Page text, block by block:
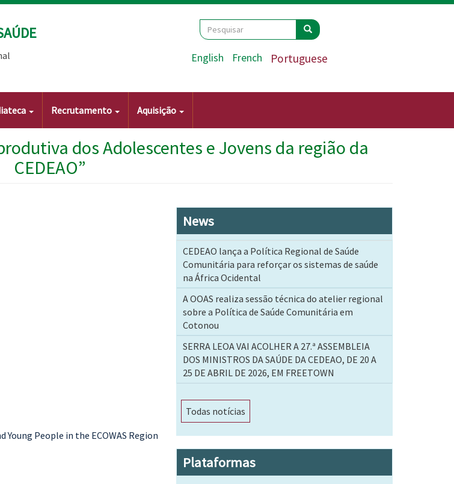
Search
Pesquisar Pesquisar
English French Portuguese
Recrutamento Aquisição
dos Adolescentes e Jovens da região da
CEDEAO”
People in the ECOWAS Region
News
CEDEAO lança a Política Regional de Saúde
Comunitária para reforçar os sistemas de saúde
na África Ocidental
A OOAS realiza sessão técnica do atelier regional
sobre a Política de Saúde Comunitária em
Cotonou
SERRA LEOA VAI ACOLHER A 27.ª ASSEMBLEIA
DOS MINISTROS DA SAÚDE DA CEDEAO, DE 20 A
25 DE ABRIL DE 2026, EM FREETOWN
Todas notícias
Plataformas